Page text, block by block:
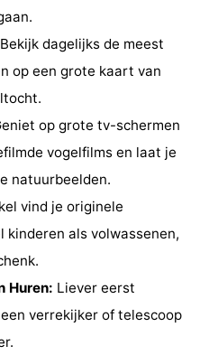
Bekijk dagelijks de meest
op een grote kaart van
op grote tv-schermen
vogelfilms en laat je
natuurbeelden.
vind je originele
kinderen als volwassenen,
Huren: Liever eerst
verrekijker of telescoop